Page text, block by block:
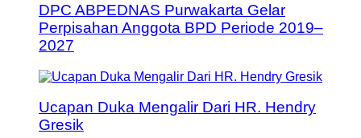
DPC ABPEDNAS Purwakarta Gelar
Perpisahan Anggota BPD Periode 2019–
2027
Ucapan Duka Mengalir Dari HR. Hendry
Gresik